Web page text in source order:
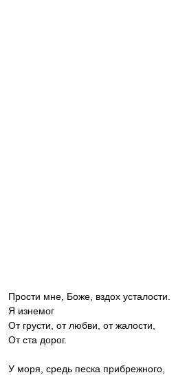
Прости мне, Боже, вздох усталости.
Я изнемог
От грусти, от любви, от жалости,
От ста дорог.
У моря, средь песка прибрежного,